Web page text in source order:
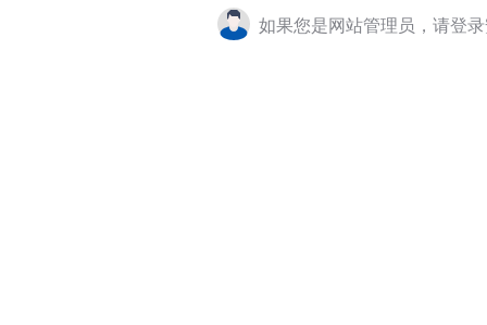
如果您是网站管理员，请登